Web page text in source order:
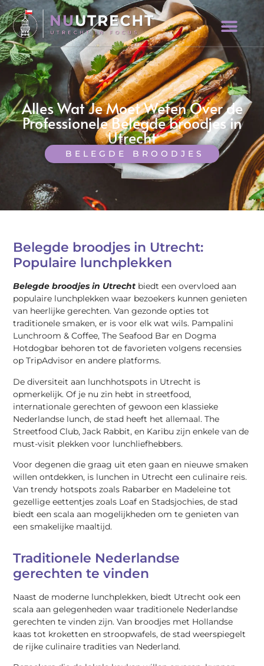
Alles Wat Je Moet Weten Over de
Professionele Belegde broodjes in
Utrecht
BELEGDE BROODJES
Belegde broodjes in Utrecht:
Populaire lunchplekken
Belegde broodjes in Utrecht biedt een overvloed aan
populaire lunchplekken waar bezoekers kunnen genieten
van heerlijke gerechten. Van gezonde opties tot
traditionele smaken, er is voor elk wat wils. Pampalini
Lunchroom & Coffee, The Seafood Bar en Dogma
Hotdogbar behoren tot de favorieten volgens recensies
op TripAdvisor en andere platforms.
De diversiteit aan lunchhotspots in Utrecht is
opmerkelijk. Of je nu zin hebt in streetfood,
internationale gerechten of gewoon een klassieke
Nederlandse lunch, de stad heeft het allemaal. The
Streetfood Club, Jack Rabbit, en Karibu zijn enkele van de
must-visit plekken voor lunchliefhebbers.
Voor degenen die graag uit eten gaan en nieuwe smaken
willen ontdekken, is lunchen in Utrecht een culinaire reis.
Van trendy hotspots zoals Rabarber en Madeleine tot
gezellige eettentjes zoals Loaf en Stadsjochies, de stad
biedt een scala aan mogelijkheden om te genieten van
een smakelijke maaltijd.
Traditionele Nederlandse
gerechten te vinden
Naast de moderne lunchplekken, biedt Utrecht ook een
scala aan gelegenheden waar traditionele Nederlandse
gerechten te vinden zijn. Van broodjes met Hollandse
kaas tot kroketten en stroopwafels, de stad weerspiegelt
de rijke culinaire tradities van Nederland.